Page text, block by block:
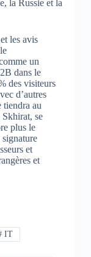
la Russie et la
les avis
un
dans le
des visiteurs
d’autres
tiendra au
se
plus le
et
et
IT